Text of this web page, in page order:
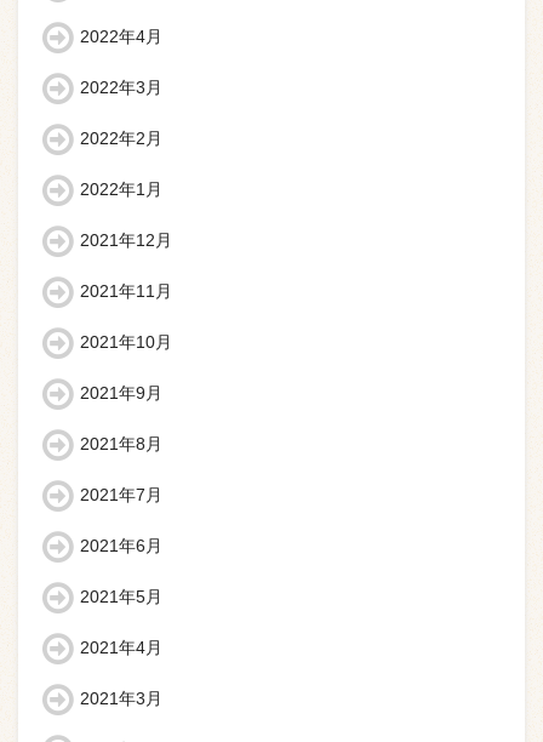
2022年4月
2022年3月
2022年2月
2022年1月
2021年12月
2021年11月
2021年10月
2021年9月
2021年8月
2021年7月
2021年6月
2021年5月
2021年4月
2021年3月